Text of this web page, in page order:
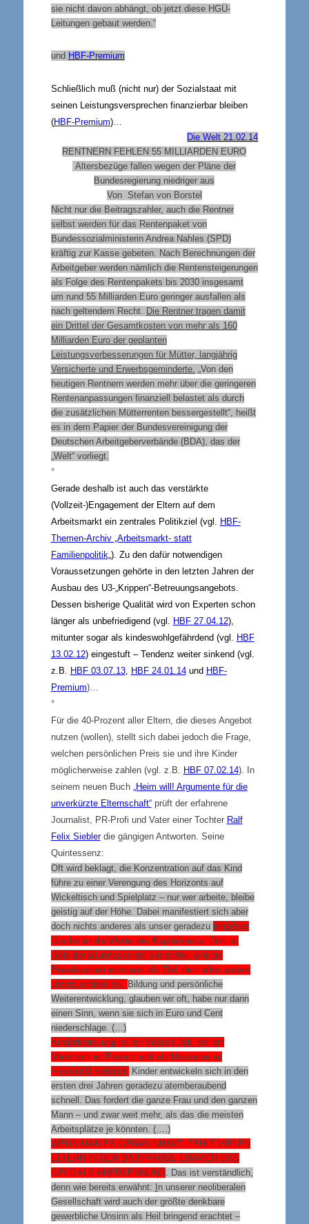
sie nicht davon abhängt, ob jetzt diese HGÜ-
Leitungen gebaut werden.“
und HBF-Premium
Schließlich muß (nicht nur) der Sozialstaat mit
seinen Leistungsversprechen finanzierbar bleiben
(HBF-Premium)…
Die Welt 21.02.14
RENTNERN FEHLEN 55 MILLIARDEN EURO
Altersbezüge fallen wegen der Pläne der
Bundesregierung niedriger aus
Von Stefan von Borstel
Nicht nur die Beitragszahler, auch die Rentner
selbst werden für das Rentenpaket von
Bundessozialministerin Andrea Nahles (SPD)
kräftig zur Kasse gebeten. Nach Berechnungen der
Arbeitgeber werden nämlich die Rentensteigerungen
als Folge des Rentenpakets bis 2030 insgesamt
um rund 55 Milliarden Euro geringer ausfallen als
nach geltendem Recht. Die Rentner tragen damit
ein Drittel der Gesamtkosten von mehr als 160
Milliarden Euro der geplanten
Leistungsverbesserungen für Mütter, langjährig
Versicherte und Erwerbsgeminderte.
„Von den
heutigen Rentnern werden mehr über die geringeren
Rentenanpassungen finanziell belastet als durch
die zusätzlichen Mütterrenten bessergestellt“, heißt
es in dem Papier der Bundesvereinigung der
Deutschen Arbeitgeberverbände (BDA), das der
„Welt“ vorliegt.
°
Gerade deshalb ist auch das verstärkte
(Vollzeit-)Engagement der Eltern auf dem
Arbeitsmarkt ein zentrales Politikziel (vgl. HBF-
Themen-Archiv „Arbeitsmarkt- statt
Familienpolitik „). Zu den dafür notwendigen
Voraussetzungen gehörte in den letzten Jahren der
Ausbau des U3-„Krippen“-Betreuungsangebots.
Dessen bisherige Qualität wird von Experten schon
länger als unbefriedigend (vgl. HBF 27.04.12),
mitunter sogar als kindeswohlgefährdend (vgl. HBF
13.02.12) eingestuft – Tendenz weiter sinkend (vgl.
z.B. HBF 03.07.13, HBF 24.01.14 und HBF-
Premium)…
°
Für die 40-Prozent aller Eltern, die dieses Angebot
nutzen (wollen), stellt sich dabei jedoch die Frage,
welchen persönlichen Preis sie und ihre Kinder
möglicherweise zahlen (vgl. z.B. HBF 07.02.14). In
seinem neuen Buch „Heim will! Argumente für die
unverkürzte Elternschaft“prüft der erfahrene
Journalist, PR-Profi und Vater einer Tochter Ralf
Felix Sieblerdie gängigen Antworten. Seine
Quintessenz:
Oft wird beklagt, die Konzentration auf das Kind
führe zu einer Verengung des Horizonts auf
Wickeltisch und Spielplatz – nur wer arbeite, bleibe
geistig auf der Höhe. Dabei manifestiert sich aber
doch nichts anderes als unser geradezu religiöser
Glaube an die Werte des Kapitalismus. Dort ist
Geld der allumfassende Sinnstifter, und die
Erwerbsarbeit erscheint als Ziel, dem alles andere
unterzuordnen sei
Bildung und persönliche
Weiterentwicklung, glauben wir oft, habe nur dann
einen Sinn, wenn sie sich in Euro und Cent
niederschlage. (…)
Kinderbetreuung ist ein Vollzeit-Job, der ein
Maximum an Einsatz und ein Maximum an
Flexibilität verlangt. Kinder entwickeln sich in den
ersten drei Jahren geradezu atemberaubend
schnell. Das fordert die ganze Frau und den ganzen
Mann – und zwar weit mehr, als das die meisten
Arbeitsplätze je könnten. (….)
WENN MAN ES GENAU NIMMT, FEHLT VIELEN
ELTERN IN DER BABYPAUSE EINFACH DAS
GELD ALS ANERKENNUNG. Das ist verständlich,
denn wie bereits erwähnt: In unserer neoliberalen
Gesellschaft wird auch der größte denkbare
gewerbliche Unsinn als Heil bringend erachtet –